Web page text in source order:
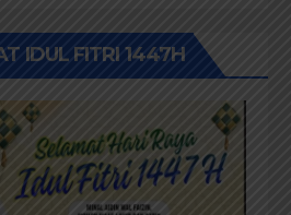
IDUL FITRI 1447H